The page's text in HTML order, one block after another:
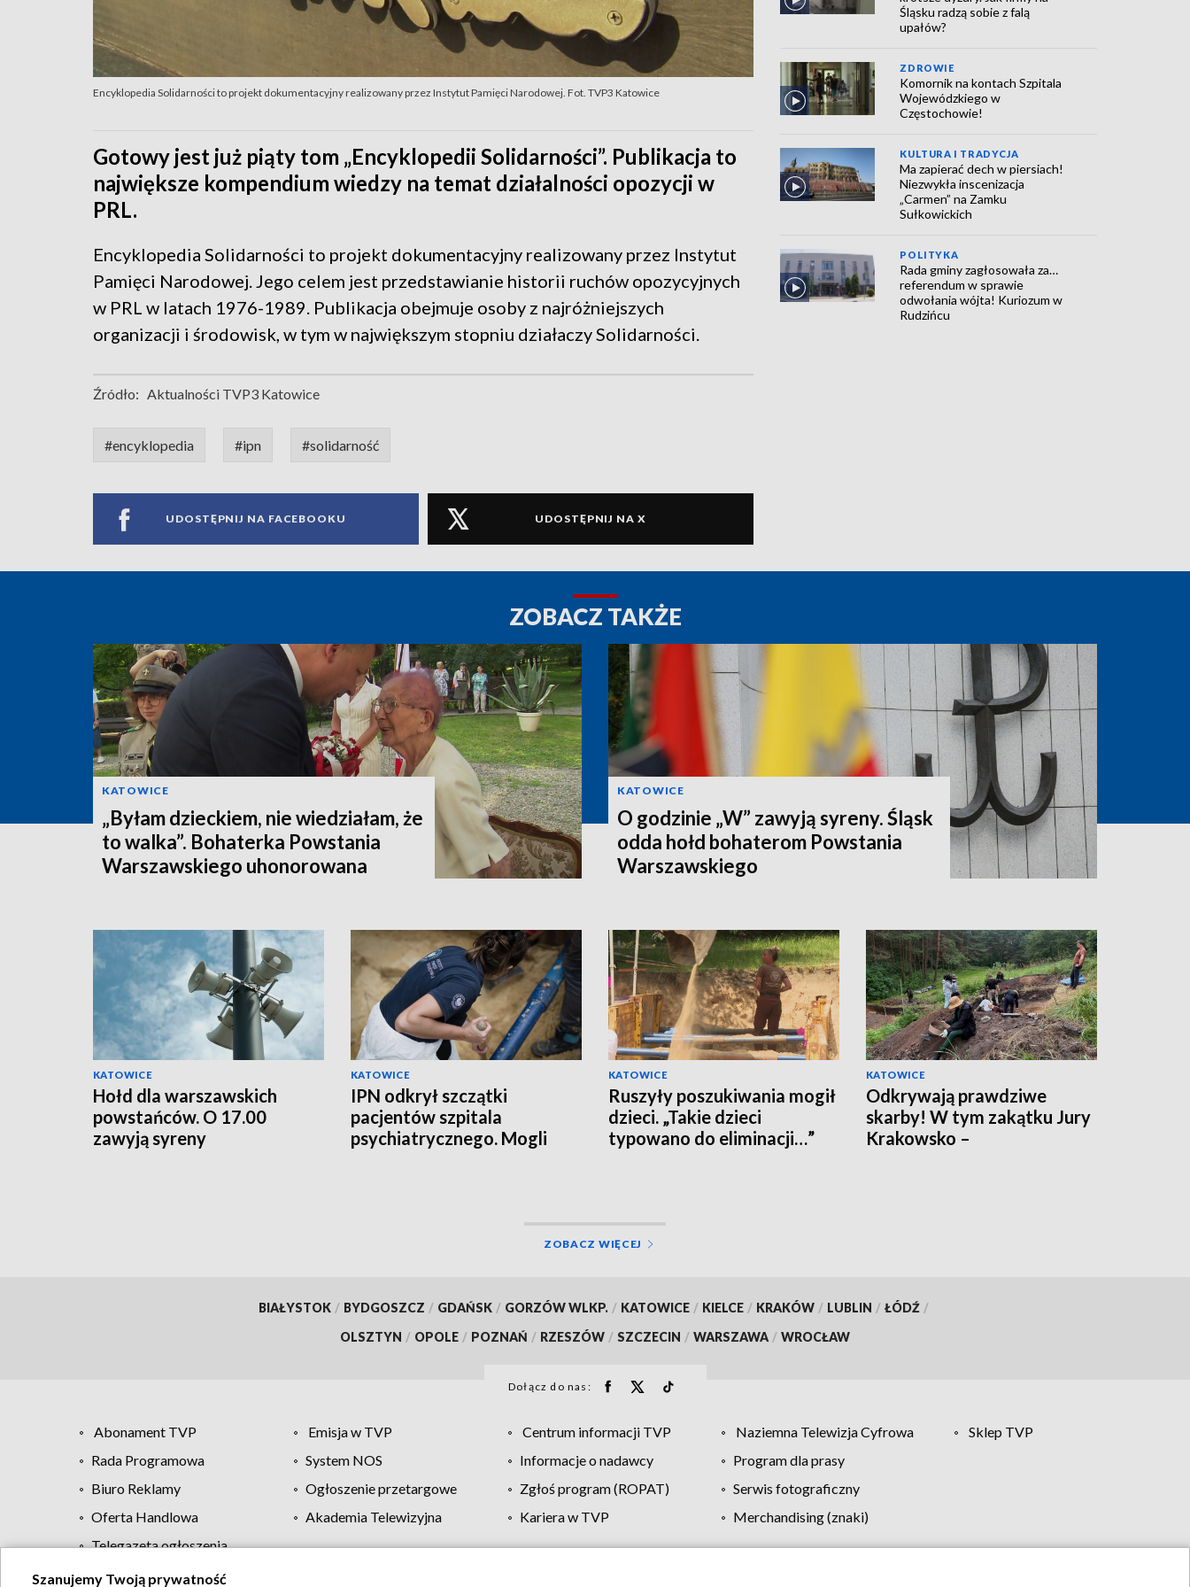
Encyklopedia Solidarności to projekt dokumentacyjny realizowany przez Instytut Pamięci Narodowej. Fot. TVP3 Katowice
Gotowy jest już piąty tom „Encyklopedii Solidarności”. Publikacja to
największe kompendium wiedzy na temat działalności opozycji w
PRL.
Encyklopedia Solidarności to projekt dokumentacyjny realizowany przez Instytut
Pamięci Narodowej. Jego celem jest przedstawianie historii ruchów opozycyjnych
w PRL w latach 1976-1989. Publikacja obejmuje osoby z najróżniejszych
organizacji i środowisk, w tym w największym stopniu działaczy Solidarności.
Źródło: Aktualności TVP3 Katowice
#encyklopedia #ipn #solidarność
UDOSTĘPNIJ NA FACEBOOKU UDOSTĘPNIJ NA X
Śląsku radzą sobie z falą
upałów?
ZDROWIE
Komornik na kontach Szpitala
Wojewódzkiego w
Częstochowie!
KULTURA I TRADYCJA
Ma zapierać dech w piersiach!
Niezwykła inscenizacja
„Carmen” na Zamku
Sułkowickich
POLITYKA
Rada gminy zagłosowała za…
referendum w sprawie
odwołania wójta! Kuriozum w
Rudzińcu
ZOBACZ TAKŻE
KATOWICE
„Byłam dzieckiem, nie wiedziałam, że
to walka”. Bohaterka Powstania
Warszawskiego uhonorowana
KATOWICE
O godzinie „W” zawyją syreny. Śląsk
odda hołd bohaterom Powstania
Warszawskiego
KATOWICE
Hołd dla warszawskich
powstańców. O 17.00
zawyją syreny
KATOWICE
IPN odkrył szczątki
pacjentów szpitala
psychiatrycznego. Mogli
KATOWICE
Ruszyły poszukiwania mogił
dzieci. „Takie dzieci
typowano do eliminacji…”
KATOWICE
Odkrywają prawdziwe
skarby! W tym zakątku Jury
Krakowsko –
ZOBACZ WIĘCEJ
BIAŁYSTOK / BYDGOSZCZ / GDAŃSK / GORZÓW WLKP. / KATOWICE / KIELCE / KRAKÓW / LUBLIN / ŁÓDŹ /
OLSZTYN / OPOLE / POZNAŃ / RZESZÓW / SZCZECIN / WARSZAWA / WROCŁAW
Dołącz do nas:
Abonament TVP Emisja w TVP Centrum informacji TVP Naziemna Telewizja Cyfrowa
Sklep TVP
Rada Programowa
System NOS Informacje o nadawcy
Program dla prasy
Biuro Reklamy
Ogłoszenie przetargowe Zgłoś program (ROPAT)
Serwis fotograficzny
Oferta Handlowa
Akademia Telewizyjna Kariera w TVP
Merchandising (znaki)
Telegazeta ogłoszenia
Szanujemy Twoją prywatność